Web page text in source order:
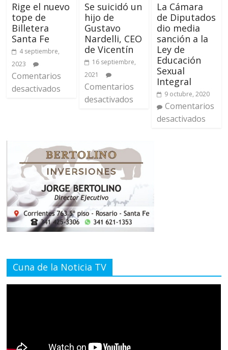
Rige el nuevo
tope de
Billetera
Santa Fe
4 septiembre,
2023
Comentarios
desactivados
Se suicidó un
hijo de
Gustavo
Nardelli, CEO
de Vicentín
16 septiembre,
2021
Comentarios
desactivados
La Cámara
de Diputados
dio media
sanción a la
Ley de
Educación
Sexual
Integral
9 octubre, 2020
Comentarios
desactivados
Cuna de la Noticia TV